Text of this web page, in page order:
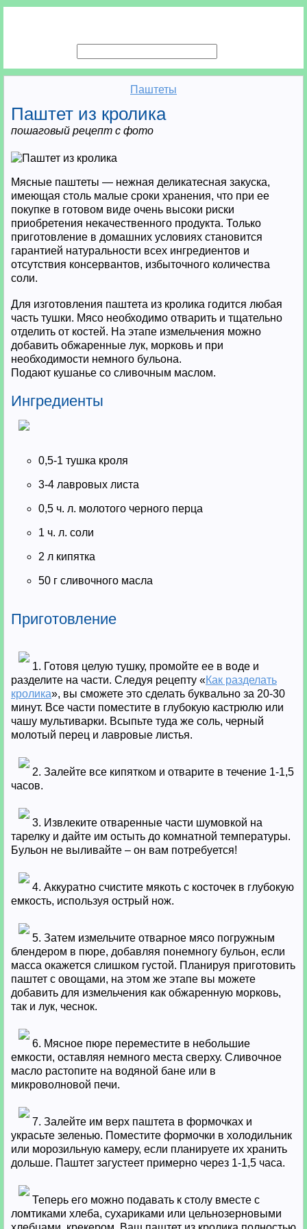
Паштеты
Паштет из кролика
пошаговый рецепт с фото
Мясные паштеты — нежная деликатесная закуска,
имеющая столь малые сроки хранения, что при ее
покупке в готовом виде очень высоки риски
приобретения некачественного продукта. Только
приготовление в домашних условиях становится
гарантией натуральности всех ингредиентов и
отсутствия консервантов, избыточного количества
соли.
Для изготовления паштета из кролика годится любая
часть тушки. Мясо необходимо отварить и тщательно
отделить от костей. На этапе измельчения можно
добавить обжаренные лук, морковь и при
необходимости немного бульона.
Подают кушанье со сливочным маслом.
Ингредиенты
0,5-1 тушка кроля
3-4 лавровых листа
0,5 ч. л. молотого черного перца
1 ч. л. соли
2 л кипятка
50 г сливочного масла
Приготовление
1. Готовя целую тушку, промойте ее в воде и
разделите на части. Следуя рецепту «Как разделать
кролика», вы сможете это сделать буквально за 20-30
минут. Все части поместите в глубокую кастрюлю или
чашу мультиварки. Всыпьте туда же соль, черный
молотый перец и лавровые листья.
2. Залейте все кипятком и отварите в течение 1-1,5
часов.
3. Извлеките отваренные части шумовкой на
тарелку и дайте им остыть до комнатной температуры.
Бульон не выливайте – он вам потребуется!
4. Аккуратно счистите мякоть с косточек в глубокую
емкость, используя острый нож.
5. Затем измельчите отварное мясо погружным
блендером в пюре, добавляя понемногу бульон, если
масса окажется слишком густой. Планируя приготовить
паштет с овощами, на этом же этапе вы можете
добавить для измельчения как обжаренную морковь,
так и лук, чеснок.
6. Мясное пюре переместите в небольшие
емкости, оставляя немного места сверху. Сливочное
масло растопите на водяной бане или в
микроволновой печи.
7. Залейте им верх паштета в формочках и
украсьте зеленью. Поместите формочки в холодильник
или морозильную камеру, если планируете их хранить
дольше. Паштет загустеет примерно через 1-1,5 часа.
Теперь его можно подавать к столу вместе с
ломтиками хлеба, сухариками или цельнозерновыми